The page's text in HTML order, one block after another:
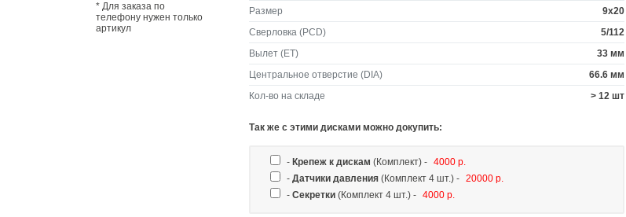
* Для заказа по
телефону нужен только
артикул
Размер
9x20
Сверловка (PCD)
5/112
Вылет (ET)
33 мм
Центральное отверстие (DIA)
66.6 мм
Кол-во на складе
> 12 шт
Так же c этими дисками можно докупить:
- Крепеж к дискам (Комплект) - 4000 р.
- Датчики давления (Комплект 4 шт.) - 20000 р.
- Секретки (Комплект 4 шт.) - 4000 р.